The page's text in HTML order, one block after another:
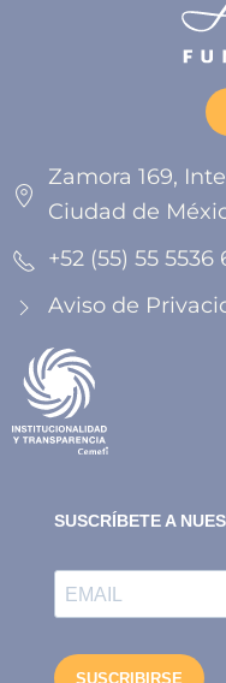
Zamora 169,
Ciudad de
+52 (55) 55 5536
Aviso de